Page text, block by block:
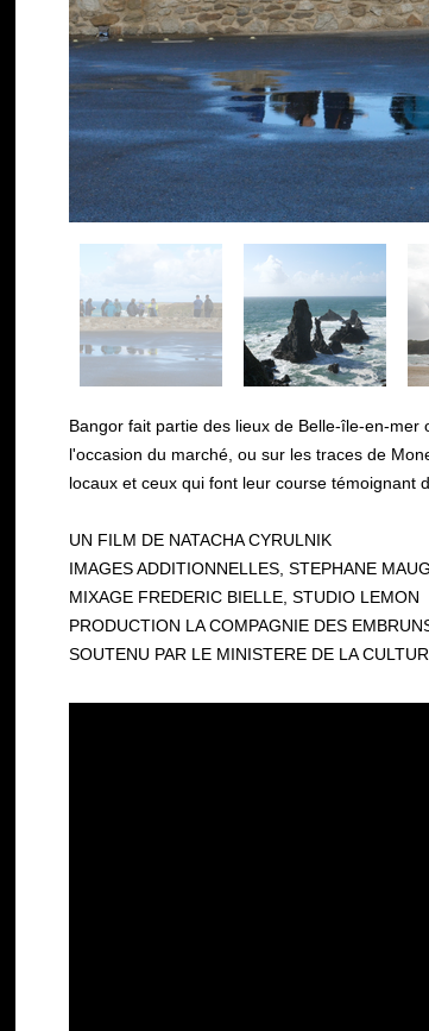
Bangor fait partie des lieux de Belle-île-en-
l'occasion du marché, ou sur les traces de
locaux et ceux qui font leur course témoignant
UN FILM DE NATACHA CYRULNIK
IMAGES ADDITIONNELLES, STEPHANE
MIXAGE FREDERIC BIELLE, STUDIO LEMON
PRODUCTION LA COMPAGNIE DES
SOUTENU PAR LE MINISTERE DE LA